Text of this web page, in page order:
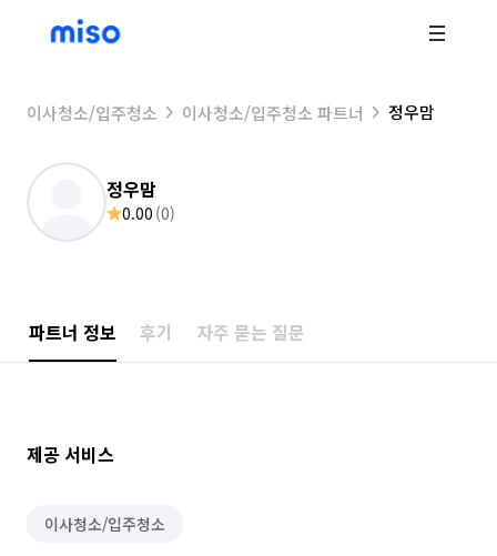
이사청소/입주청소 이사청소/입주청소 파트너 정우맘
정우맘
0.00 (0)
파트너 정보 후기 자주 묻는 질문
제공 서비스
이사청소/입주청소